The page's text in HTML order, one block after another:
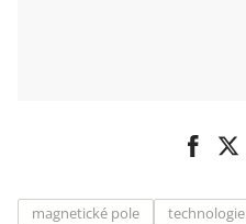
magnetické pole technologie